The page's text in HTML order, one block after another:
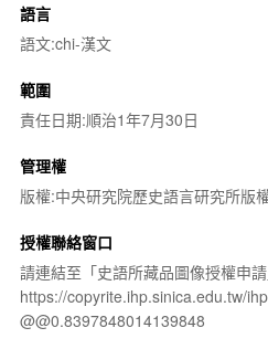
語言
語文:chi-漢文
範圍
責任日期:順治1年7月30日
管理權
版權:中央研究院歷史語言研究所版
授權聯絡窗口
請連結至「史語所藏品圖像授權申
https://copyrite.ihp.sinica.edu.tw/
@@0.8397848014139848